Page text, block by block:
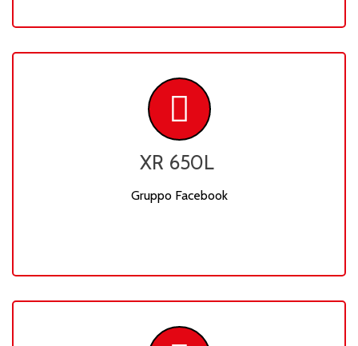
XR 650L
Gruppo Facebook